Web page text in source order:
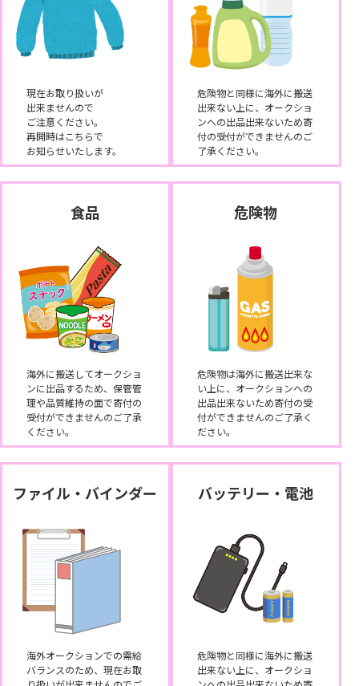
現在お取り扱いが
出来ませんので
ご注意ください。
再開時はこちらで
お知らせいたします。
危険物と同様に海外に搬送
出来ない上に、オークショ
ンへの出品出来ないため寄
付の受付ができませんのご
了承ください。
食品
海外に搬送してオークショ
ンに出品するため、保管管
理や品質維持の面で寄付の
受付ができませんのご了承
ください。
危険物
危険物は海外に搬送出来な
い上に、オークションへの
出品出来ないため寄付の受
付ができませんのご了承く
ださい。
ファイル・バインダー
海外オークションでの需給
バランスのため、現在お取
バッテリー・電池
危険物と同様に海外に搬送
出来ない上に、オークショ